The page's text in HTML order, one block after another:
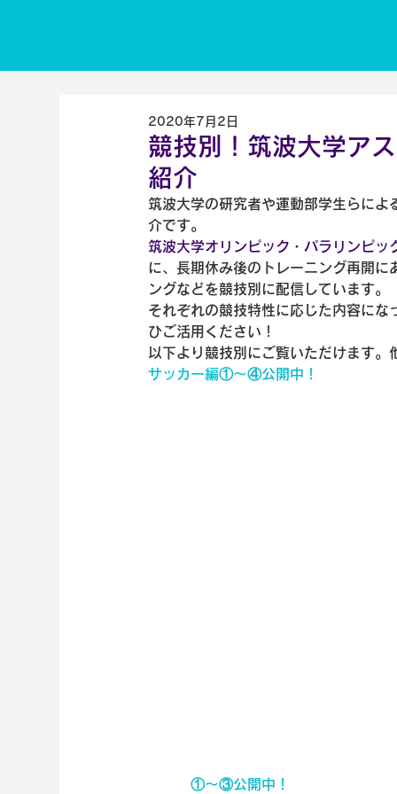
競技別！筑波大学ア
紹介
2020年7月2日
筑波大学の研究者や運動部学生らに
介です。
筑波大学オリンピック・パラリンピッ
に、長期休み後のトレーニング再開
ングなどを競技別に配信しています。
それぞれの競技特性に応じた内容に
ひご活用ください！
以下より競技別にご覧いただけます
サッカー編①～④公開中！
水泳編①～③公開中！